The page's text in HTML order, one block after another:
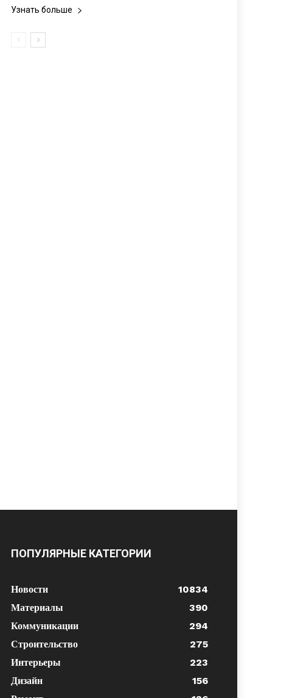
Узнать больше
ПОПУЛЯРНЫЕ КАТЕГОРИИ
Новости
10834
Материалы
390
Коммуникации
294
Строительство
275
Интерьеры
223
Дизайн
156